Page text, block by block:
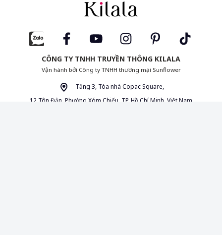
CÔNG TY TNHH TRUYỀN THÔNG KILALA
Vận hành bởi Công ty TNHH thương mại Sunflower
Tầng 3, Tòa nhà Copac Square,
12 Tôn Đản, Phường Xóm Chiếu, TP. Hồ Chí Minh, Việt Nam